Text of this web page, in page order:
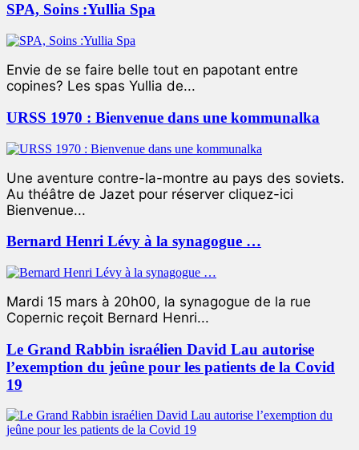
SPA, Soins :Yullia Spa
Envie de se faire belle tout en papotant entre
copines? Les spas Yullia de...
URSS 1970 : Bienvenue dans une kommunalka
Une aventure contre-la-montre au pays des soviets.
Au théâtre de Jazet pour réserver cliquez-ici
Bienvenue...
Bernard Henri Lévy à la synagogue …
Mardi 15 mars à 20h00, la synagogue de la rue
Copernic reçoit Bernard Henri...
Le Grand Rabbin israélien David Lau autorise
l’exemption du jeûne pour les patients de la Covid
19